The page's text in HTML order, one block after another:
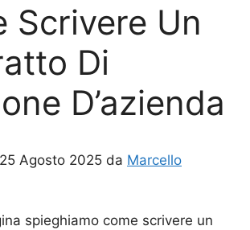
Scrivere Un
Di
D’azienda
Agosto 2025 da Marcello
spieghiamo come scrivere un